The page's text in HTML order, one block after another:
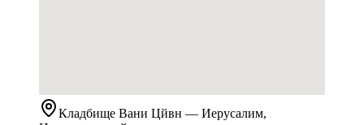
Кладбище Вани Цйвн — Иерусалим,